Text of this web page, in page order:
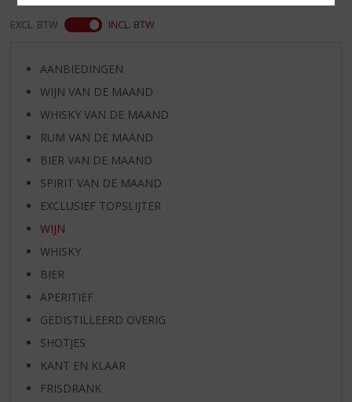
EXCL. BTW INCL. BTW
AANBIEDINGEN
WIJN VAN DE MAAND
WHISKY VAN DE MAAND
RUM VAN DE MAAND
BIER VAN DE MAAND
SPIRIT VAN DE MAAND
EXCLUSIEF TOPSLIJTER
WIJN
WHISKY
BIER
APERITIEF
GEDISTILLEERD OVERIG
SHOTJES
KANT EN KLAAR
FRISDRANK